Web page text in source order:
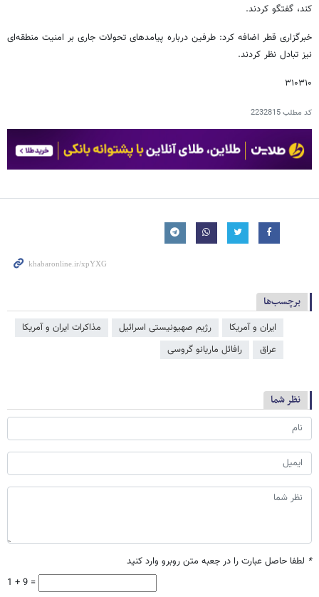
کند، گفتگو کردند.
خبرگزاری قطر اضافه کرد: طرفین درباره پیامدهای تحولات جاری بر امنیت منطقه‌ای
نیز تبادل نظر کردند.
۳۱۰۳۱۰
کد مطلب2232815
برچسب‌ها
ایران و آمریکا رژیم صهیونیستی اسرائیل
مذاکرات ایران و آمریکا
عراق
رافائل ماریانو گروسی
نظر شما
* لطفا حاصل عبارت را در جعبه متن روبرو وارد کنید
1 + 9 =